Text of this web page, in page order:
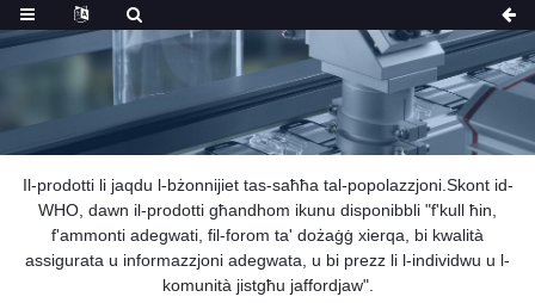
Il-prodotti li jaqdu l-bżonnijiet tas-saħħa tal-popolazzjoni.Skont id-
WHO, dawn il-prodotti għandhom ikunu disponibbli "f'kull ħin,
f'ammonti adegwati, fil-forom ta' dożaġġ xierqa, bi kwalità
assigurata u informazzjoni adegwata, u bi prezz li l-individwu u l-
komunità jistgħu jaffordjaw".